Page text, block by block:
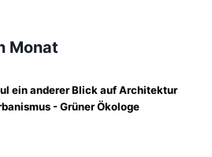
Monat
ein anderer Blick auf Architektur
- Grüner Ökologe